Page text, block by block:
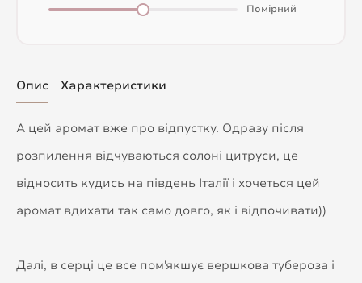
Помірний
Опис Характеристики
А цей аромат вже про відпустку. Одразу після
розпилення відчуваються солоні цитруси, це
відносить кудись на південь Італії і хочеться цей
аромат вдихати так само довго, як і відпочивати))
Далі, в серці це все пом'якшує вершкова тубероза і